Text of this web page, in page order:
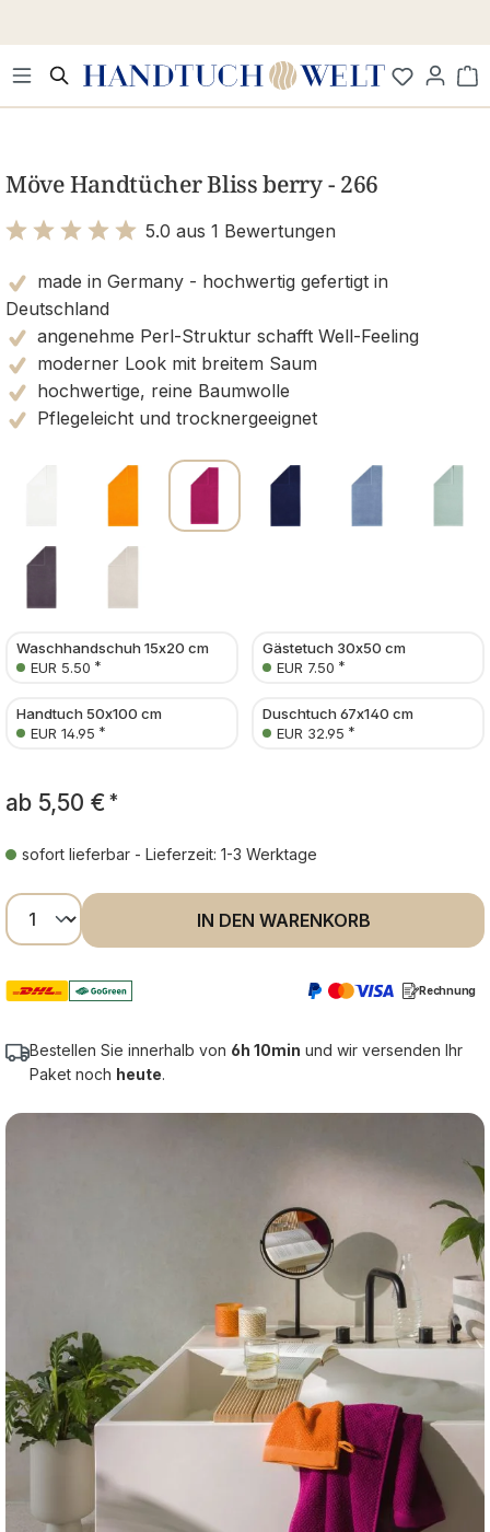
Möve Handtücher Bliss berry - 266
5.0 aus 1 Bewertungen
made in Germany - hochwertig gefertigt in
Deutschland
angenehme Perl-Struktur schafft Well-Feeling
moderner Look mit breitem Saum
hochwertige, reine Baumwolle
Pflegeleicht und trocknergeeignet
Waschhandschuh 15x20 cm
EUR 5.50 *
Gästetuch 30x50 cm
EUR 7.50 *
Handtuch 50x100 cm
EUR 14.95 *
Duschtuch 67x140 cm
EUR 32.95 *
ab 5,50 € *
sofort lieferbar - Lieferzeit: 1-3 Werktage
Produkt Anzahl: Gib den gewünschten
IN DEN WARENKORB
Rechnung
Bestellen Sie innerhalb von 6h 10min und wir versenden Ihr
Paket noch heute.